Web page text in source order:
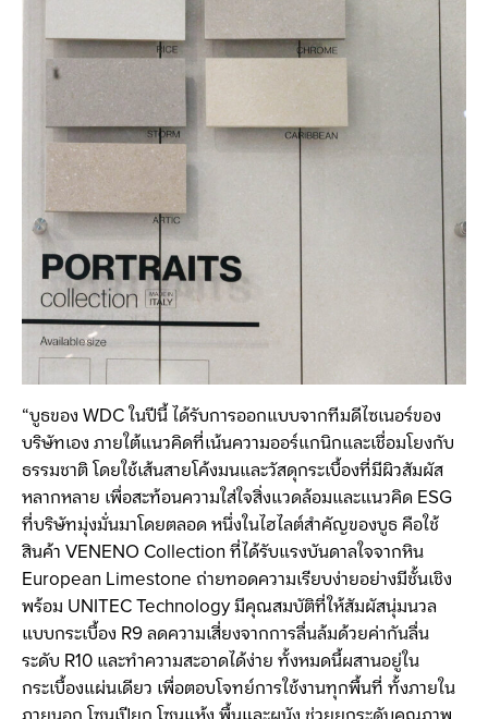
“บูธของ WDC ในปีนี้ ได้รับการออกแบบจากทีมดีไซเนอร์ของ
บริษัทเอง ภายใต้แนวคิดที่เน้นความออร์แกนิกและเชื่อมโยงกับ
ธรรมชาติ โดยใช้เส้นสายโค้งมนและวัสดุกระเบื้องที่มีผิวสัมผัส
หลากหลาย เพื่อสะท้อนความใส่ใจสิ่งแวดล้อมและแนวคิด ESG
ที่บริษัทมุ่งมั่นมาโดยตลอด หนึ่งในไฮไลต์สำคัญของบูธ คือใช้
สินค้า VENENO Collection ที่ได้รับแรงบันดาลใจจากหิน
European Limestone ถ่ายทอดความเรียบง่ายอย่างมีชั้นเชิง
พร้อม UNITEC Technology มีคุณสมบัติที่ให้สัมผัสนุ่มนวล
แบบกระเบื้อง R9 ลดความเสี่ยงจากการลื่นล้มด้วยค่ากันลื่น
ระดับ R10 และทำความสะอาดได้ง่าย ทั้งหมดนี้ผสานอยู่ใน
กระเบื้องแผ่นเดียว เพื่อตอบโจทย์การใช้งานทุกพื้นที่ ทั้งภายใน